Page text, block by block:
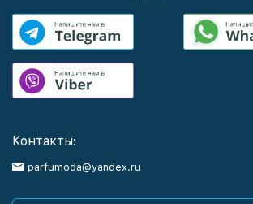
Контакты:
parfumoda@yandex.ru